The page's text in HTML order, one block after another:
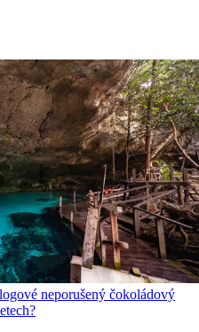
neporušený čokoládový